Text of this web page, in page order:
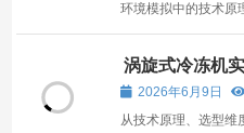
环境模拟中的技术原
拟ji端环境，加速芯
度、湿度、气流等多
景匹配的测试环境，
涡旋式冷冻机
服务全面解析
2026年6月9日
从技术原理、选型维